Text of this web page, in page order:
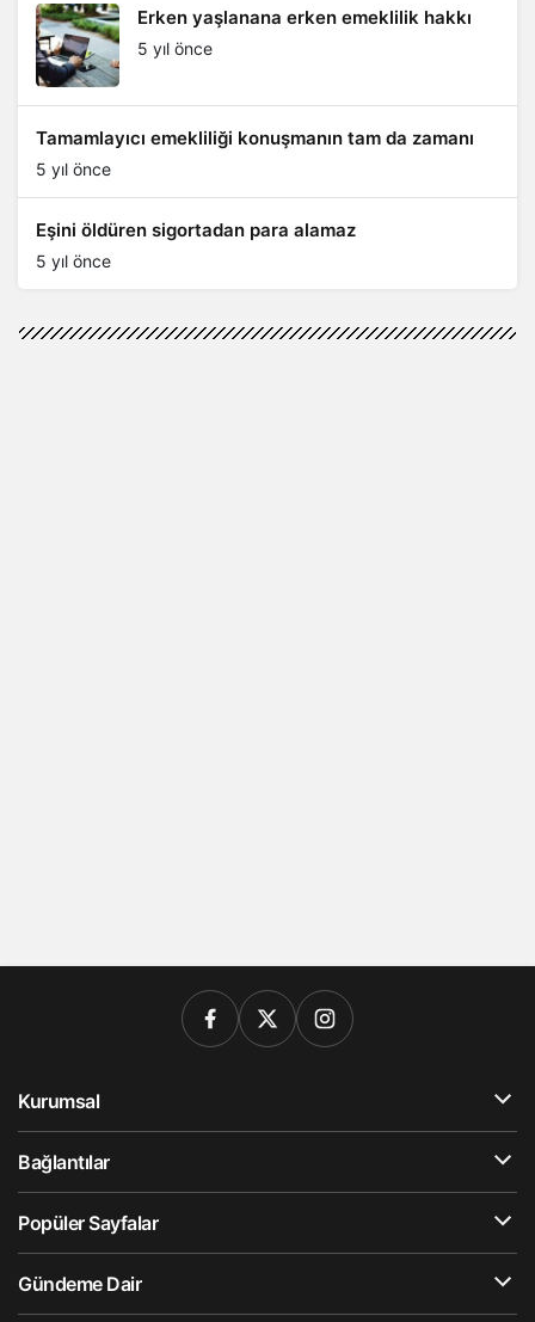
Erken yaşlanana erken emeklilik hakkı
5 yıl önce
Tamamlayıcı emekliliği konuşmanın tam da zamanı
5 yıl önce
Eşini öldüren sigortadan para alamaz
5 yıl önce
Kurumsal
Bağlantılar
Popüler Sayfalar
Gündeme Dair